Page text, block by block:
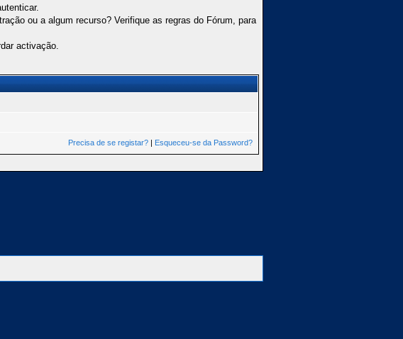
ou a algum recurso? Verifique as regras do Fórum, para
activação.
Precisa de se registar? | Esqueceu-se da Password?